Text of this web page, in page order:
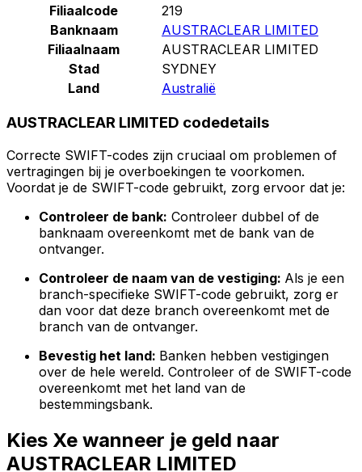
Filiaalcode
219
Banknaam
AUSTRACLEAR LIMITED
Filiaalnaam
AUSTRACLEAR LIMITED
Stad
SYDNEY
Land
Australië
AUSTRACLEAR LIMITED codedetails
Correcte SWIFT-codes zijn cruciaal om problemen of
vertragingen bij je overboekingen te voorkomen.
Voordat je de SWIFT-code gebruikt, zorg ervoor dat je:
Controleer de bank: Controleer dubbel of de
banknaam overeenkomt met de bank van de
ontvanger.
Controleer de naam van de vestiging: Als je een
branch-specifieke SWIFT-code gebruikt, zorg er
dan voor dat deze branch overeenkomt met de
branch van de ontvanger.
Bevestig het land: Banken hebben vestigingen
over de hele wereld. Controleer of de SWIFT-code
overeenkomt met het land van de
bestemmingsbank.
Kies Xe wanneer je geld naar
AUSTRACLEAR LIMITED